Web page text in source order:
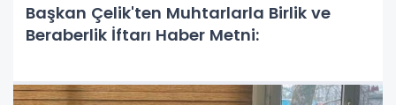
Başkan Çelik'ten Muhtarlarla Birlik ve
Beraberlik İftarı Haber Metni: